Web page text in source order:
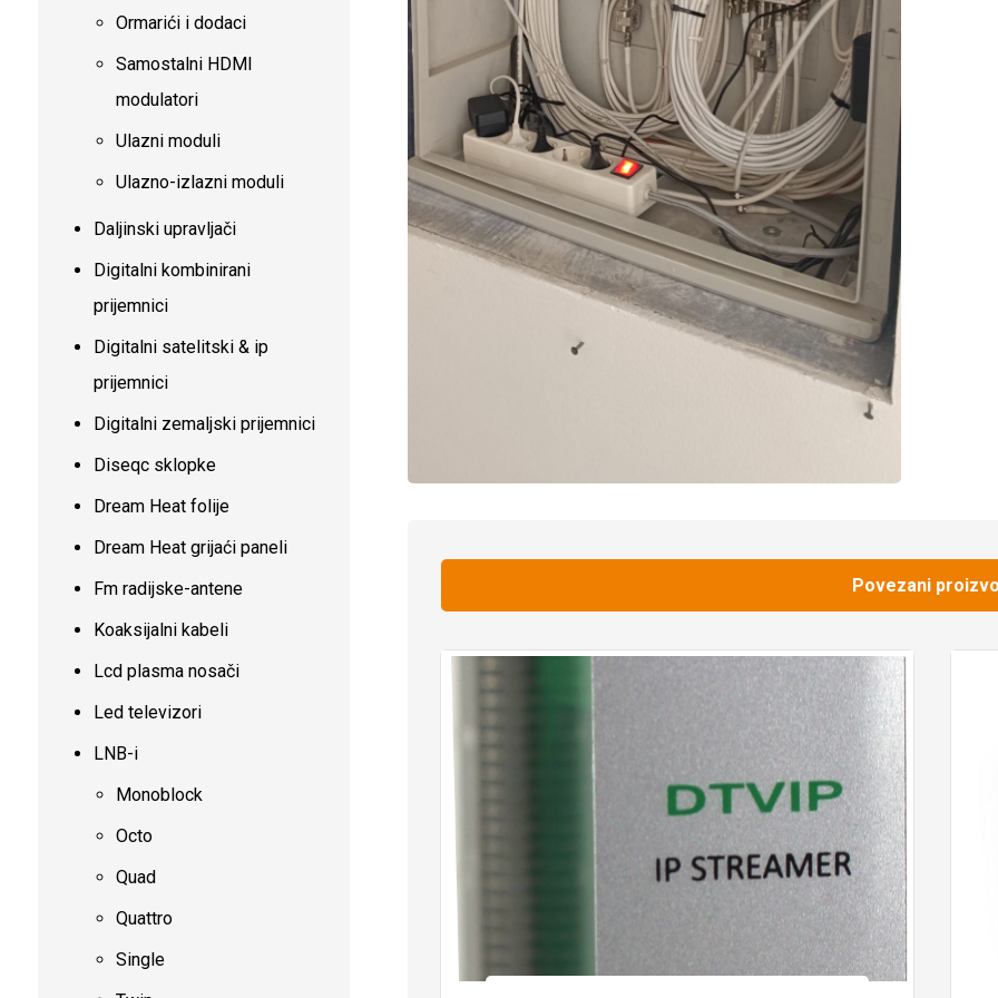
Povezani
Ormarići i dodaci
Samostalni HDMI
modulatori
Ulazni moduli
Ulazno-izlazni moduli
Daljinski upravljači
Digitalni kombinirani
prijemnici
Digitalni satelitski & ip
prijemnici
Digitalni zemaljski prijemnici
Diseqc sklopke
Dream Heat folije
Dream Heat grijaći paneli
Fm radijske-antene
Koaksijalni kabeli
Lcd plasma nosači
Led televizori
LNB-i
Monoblock
Octo
Quad
Quattro
Single